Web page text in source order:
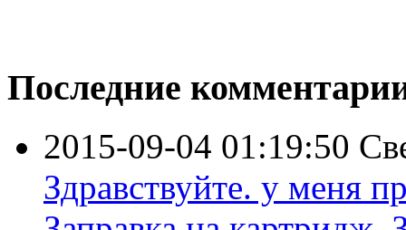
Последние
2015-09-04 01:19:50
Здравствуйте. у меня